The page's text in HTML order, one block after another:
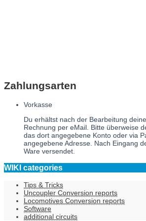
Zahlungsarten
Vorkasse
Du erhältst nach der Bearbeitung
Rechnung per eMail. Bitte überweise
das dort angegebene Konto oder via
angegebene Adresse. Nach Eingang
Ware versendet.
WIKI categories
Tips & Tricks
Uncoupler Conversion reports
Locomotives Conversion reports
Software
additional circuits